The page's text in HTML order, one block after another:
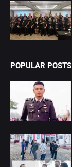
POPULAR POSTS